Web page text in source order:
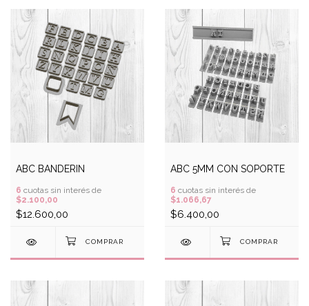
ABC BANDERIN
6 cuotas sin interés de
$2.100,00
$12.600,00
ABC 5MM CON SOPORTE
6 cuotas sin interés de
$1.066,67
$6.400,00